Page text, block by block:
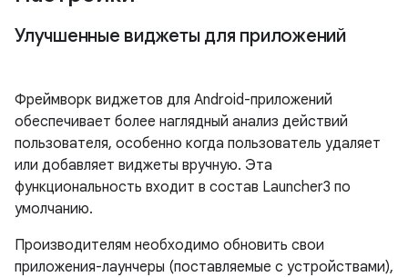
Улучшенные виджеты для приложений
Фреймворк виджетов для Android-приложений
обеспечивает более наглядный анализ действий
пользователя, особенно когда пользователь удаляет
или добавляет виджеты вручную. Эта
функциональность входит в состав Launcher3 по
умолчанию.
Производителям необходимо обновить свои
приложения-лаунчеры (поставляемые с устройствами),